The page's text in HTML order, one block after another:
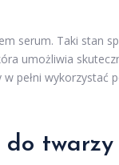
serum. Taki stan
umożliwia
pełni wykorzystać
do